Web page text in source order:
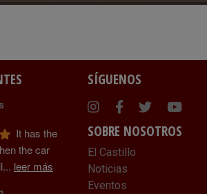
It has the
the car
... leer más
SÍGUENOS
Instagram
Facebook
TwitterYoutube
SOBRE NOSOTROS
El Castillo
Noticias
Eventos